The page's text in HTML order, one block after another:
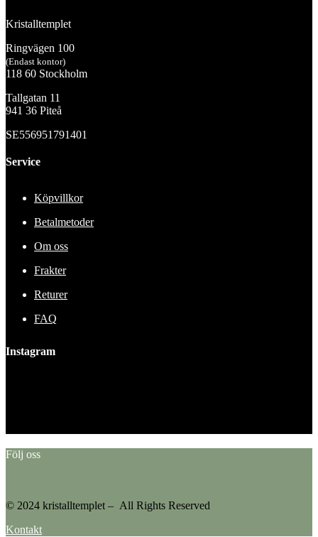
Kristalltemplet
Ringvägen 100
(Endast kontor)
118 60 Stockholm
Tallgatan 11
941 36 Piteå
SE556951791401
Service
Köpvillkor
Betalmetoder
Om oss
Frakter
Returer
FAQ
Instagram
Följ oss
© 2024 kristalltemplet – All Rights Reserved
Kontakt